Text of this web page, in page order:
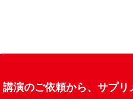
講演のご依頼から、サプ